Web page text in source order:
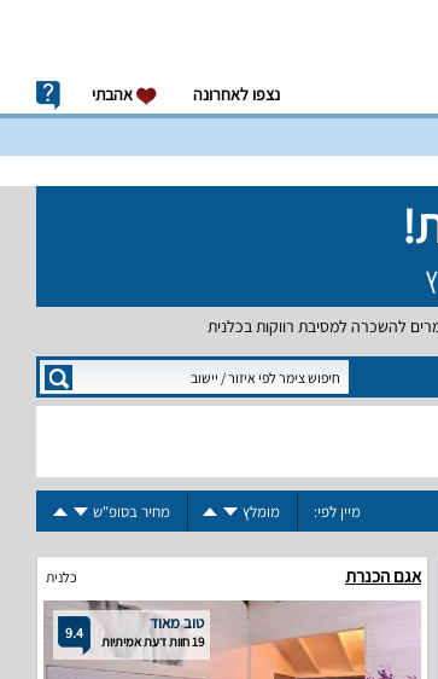
נצפו לאחרונה אהבתי
להשכרה למסיבת רווקות בכלנית
מיין לפי: מומלץ מחיר בסופ"ש
אגם הכנרת כלנית
9.4 טוב מאוד
19 חוות דעת אמיתיות